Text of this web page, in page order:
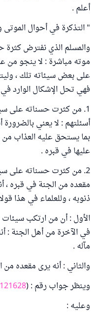
أعلم .
" التذكرة في أحوال الموتى
والمسلم الذي نفترض
موته مباشرة : لا ينجو من
على بعض سيئاته تلك ،
فهي تحل الإشكال الوارد
1. من كثرت حسناته على
أسئلتهم : لا يعني
بما يستحق عليه العذاب من
عليها في قبره .
2. من كثرت حسناته على
مقعده من الجنة في قبره ،
ذنوبه ، وللعلماء في هذا
الأول : أن من ارتكب سيئات
في الآخرة من أهل الجنة :
مآله .
والثاني : أنه يرى مقعده من
وينظر جواب رقم : (121628
وعليه :